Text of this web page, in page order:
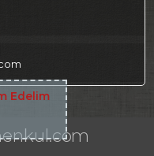
Edelim